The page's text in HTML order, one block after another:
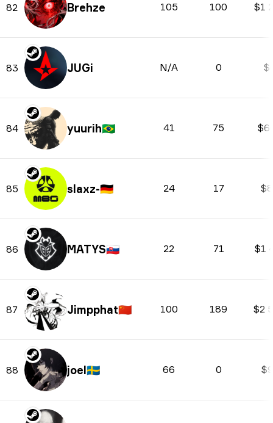
82 Brehze 105 100 $1
83 JUGi N/A 0
84 yuurih🇧🇷 41 75
85 slaxz-🇩🇪 24 17
86 MATYS🇸🇰 22 71 $1
87 Jimpphat🇨🇳 100 189 $2
88 joel🇸🇪 66 0